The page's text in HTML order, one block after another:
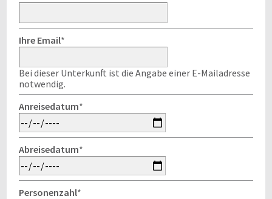
Ihre Email*
Bei dieser Unterkunft ist die Angabe einer E-Mailadresse
notwendig.
Anreisedatum*
Abreisedatum*
Personenzahl*